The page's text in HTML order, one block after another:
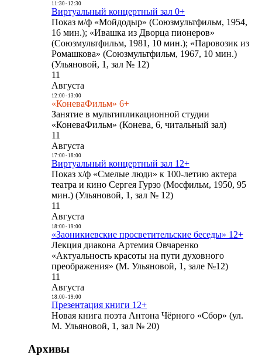
11:30- 12:30
Виртуальный концертный зал 0+
Показ м/ф «Мойдодыр» (Союзмультфильм, 1954,
16 мин.); «Ивашка из Дворца пионеров»
(Союзмультфильм, 1981, 10 мин.); «Паровозик из
Ромашкова» (Союзмультфильм, 1967, 10 мин.)
(Ульяновой, 1, зал № 12)
11
Августа
12:00- 13:00
«КоневаФильм» 6+
Занятие в мультипликационной студии
«КоневаФильм» (Конева, 6, читальный зал)
11
Августа
17:00- 18:00
Виртуальный концертный зал 12+
Показ х/ф «Смелые люди» к 100-летию актера
театра и кино Сергея Гурзо (Мосфильм, 1950, 95
мин.) (Ульяновой, 1, зал № 12)
11
Августа
18:00- 19:00
«Заоникиевские просветительские беседы» 12+
Лекция диакона Артемия Овчаренко
«Актуальность красоты на пути духовного
преображения» (М. Ульяновой, 1, зале №12)
11
Августа
18:00- 19:00
Презентация книги 12+
Новая книга поэта Антона Чёрного «Сбор» (ул.
М. Ульяновой, 1, зал № 20)
Архивы